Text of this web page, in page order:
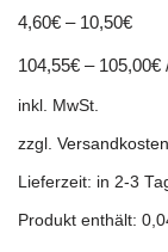
4,60€ – 10,50€
104,55€ – 105,00€
inkl. MwSt.
zzgl. Versandkosten
Lieferzeit: in 2-3
Produkt enthält: